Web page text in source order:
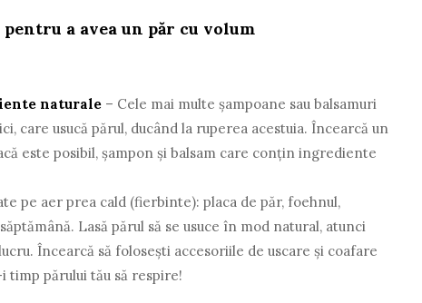
a avea un păr cu volum
naturale – Cele mai multe șampoane sau balsamuri
care usucă părul, ducând la ruperea acestuia. Încearcă un
este posibil, șampon și balsam care conțin ingrediente
pe aer prea cald (fierbinte): placa de păr, foehnul,
Lasă părul să se usuce în mod natural, atunci
Încearcă să folosești accesoriile de uscare și coafare
timp părului tău să respire!